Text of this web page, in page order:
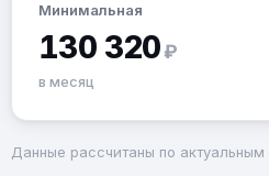
Минимальная
130 320 ₽
в месяц
Данные рассчитаны по